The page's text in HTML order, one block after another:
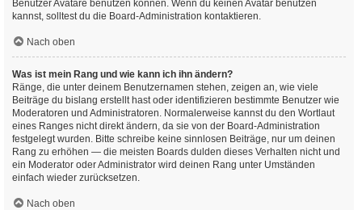
Benutzer Avatare benutzen können. Wenn du keinen Avatar benutzen
kannst, solltest du die Board-Administration kontaktieren.
Nach oben
Was ist mein Rang und wie kann ich ihn ändern?
Ränge, die unter deinem Benutzernamen stehen, zeigen an, wie viele
Beiträge du bislang erstellt hast oder identifizieren bestimmte Benutzer wie
Moderatoren und Administratoren. Normalerweise kannst du den Wortlaut
eines Ranges nicht direkt ändern, da sie von der Board-Administration
festgelegt wurden. Bitte schreibe keine sinnlosen Beiträge, nur um deinen
Rang zu erhöhen — die meisten Boards dulden dieses Verhalten nicht und
ein Moderator oder Administrator wird deinen Rang unter Umständen
einfach wieder zurücksetzen.
Nach oben